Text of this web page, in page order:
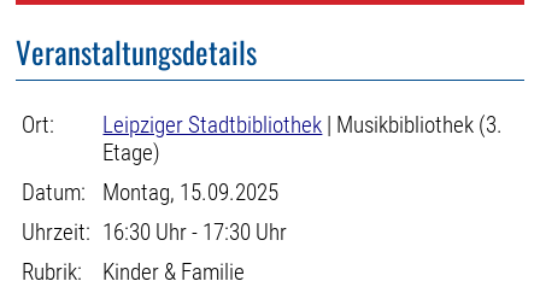
Veranstaltungsdetails
Ort: Leipziger Stadtbibliothek | Musikbibliothek (3.
Etage)
Datum:
Montag, 15.09.2025
Uhrzeit: 16:30 Uhr - 17:30 Uhr
Rubrik:
Kinder & Familie